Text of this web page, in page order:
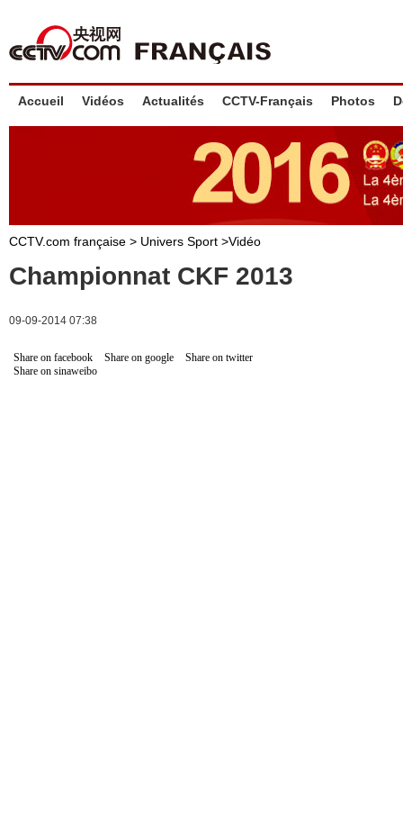
Accueil Vidéos Actualités CCTV-Français Photos
CCTV.com française > Univers Sport >Vidéo
Championnat CKF 2013
09-09-2014 07:38
Share on facebook Share on google
Share on twitter
Share on sinaweibo